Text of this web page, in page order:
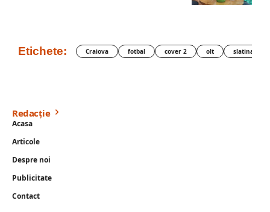
Etichete: Craiova fotbal cover 2 olt slatina
Redacție
Acasa
Articole
Despre noi
Publicitate
Contact